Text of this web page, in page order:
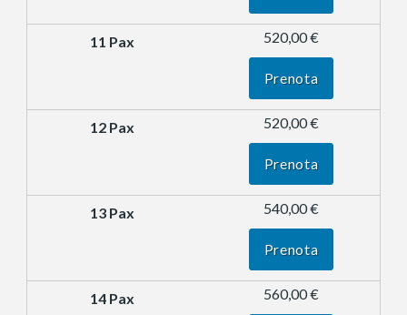
520,00 €
Prenota
520,00 €
Prenota
540,00 €
Prenota
560,00 €